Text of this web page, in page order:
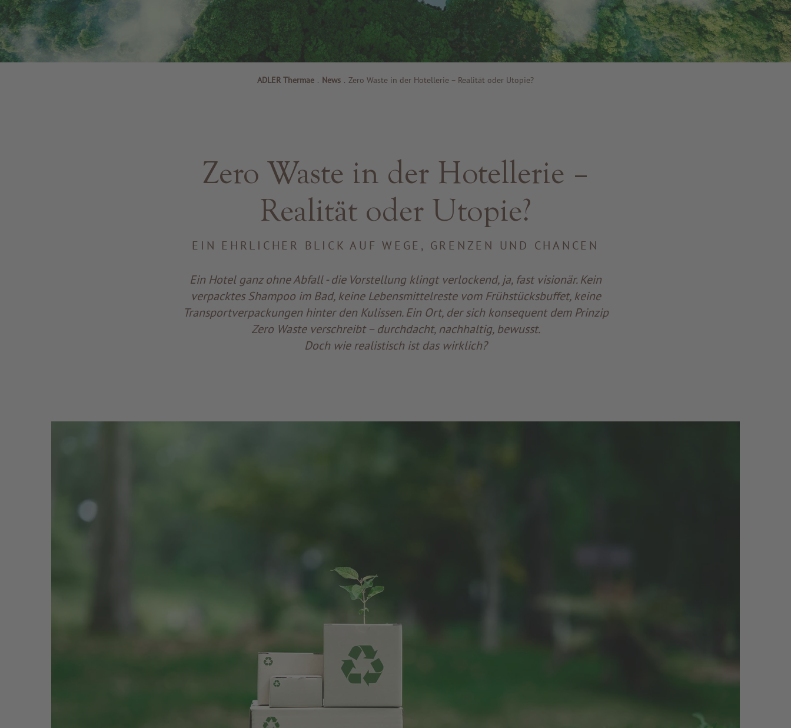
ADLER Thermae . News . Zero Waste in der Hotellerie – Realität oder Utopie?
Zero Waste in der Hotellerie –
Realität oder Utopie?
EIN EHRLICHER BLICK AUF WEGE, GRENZEN UND CHANCEN
Ein Hotel ganz ohne Abfall - die Vorstellung klingt verlockend, ja, fast visionär. Kein
verpacktes Shampoo im Bad, keine Lebensmittelreste vom Frühstücksbuffet, keine
Transportverpackungen hinter den Kulissen. Ein Ort, der sich konsequent dem Prinzip
Zero Waste verschreibt – durchdacht, nachhaltig, bewusst.
Doch wie realistisch ist das wirklich?